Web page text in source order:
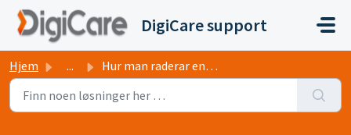
Gå til hovedinnhold
DigiCare support
Hjem ... Hur man raderar en klinik i Behandlingspartner